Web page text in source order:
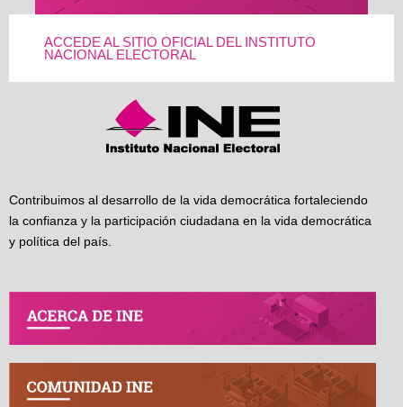
ACCEDE AL SITIO OFICIAL DEL INSTITUTO
NACIONAL ELECTORAL
Contribuimos al desarrollo de la vida democrática fortaleciendo
la confianza y la participación ciudadana en la vida democrática
y política del país.